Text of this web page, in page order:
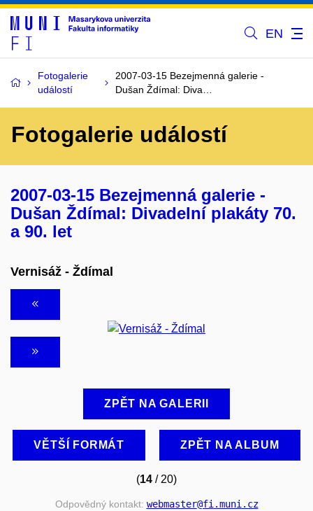
EN
Fotogalerie
událostí
2007-03-15 Bezejmenná galerie -
Dušan Ždímal: Diva…
Fotogalerie událostí
2007-03-15 Bezejmenná galerie -
Dušan Ždímal: Divadelní plakáty 70.
a 90. let
Vernisáž - Ždímal
ZPĚT NA GALERII
VĚTŠÍ FORMÁT ZPĚT NA ALBUM
(14 / 20)
Odpovědný kontakt: webmaster@fi.muni.cz